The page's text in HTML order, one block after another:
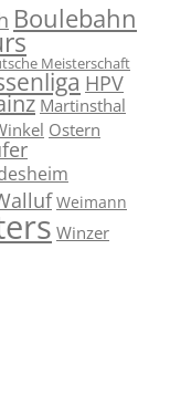
Boulebahn
Meisterschaft
HPV
Martinsthal
Ostern
Weimann
Winzer